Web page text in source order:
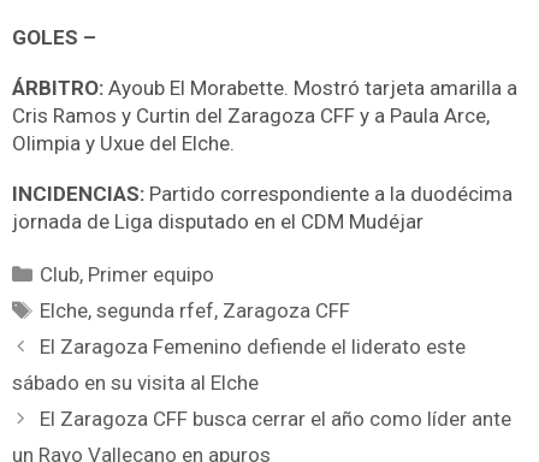
GOLES –
ÁRBITRO: Ayoub El Morabette. Mostró tarjeta amarilla a
Cris Ramos y Curtin del Zaragoza CFF y a Paula Arce,
Olimpia y Uxue del Elche.
INCIDENCIAS: Partido correspondiente a la duodécima
jornada de Liga disputado en el CDM Mudéjar
Club, Primer equipo
Elche,segunda rfef, Zaragoza CFF
El Zaragoza Femenino defiende el liderato este
sábado en su visita al Elche
El Zaragoza CFF busca cerrar el año como líder ante
un Rayo Vallecano en apuros